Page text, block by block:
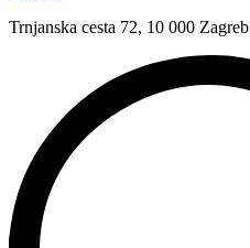
Trnjanska cesta 72, 10 000 Zagreb